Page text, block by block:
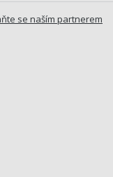
se naším partnerem